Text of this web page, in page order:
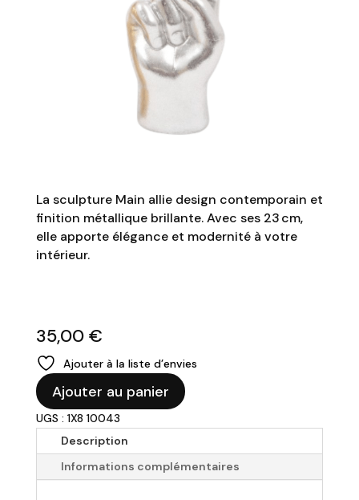
La sculpture Main allie design contemporain et
finition métallique brillante. Avec ses 23 cm,
elle apporte élégance et modernité à votre
intérieur.
35,00 €
Ajouter à la liste d’envies
quantité
de
Main
"Body"
-
H23cm
Ajouter au panier
UGS : 1X8 10043
Description
Informations complémentaires